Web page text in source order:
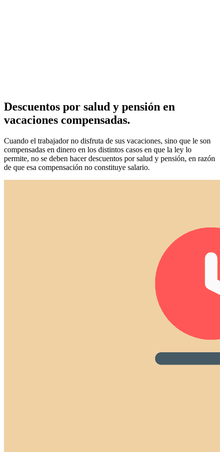
Descuentos por salud y pensión en
vacaciones compensadas.
Cuando el trabajador no disfruta de sus vacaciones, sino que le son
compensadas en dinero en los distintos casos en que la ley lo
permite, no se deben hacer descuentos por salud y pensión, en razón
de que esa compensación no constituye salario.